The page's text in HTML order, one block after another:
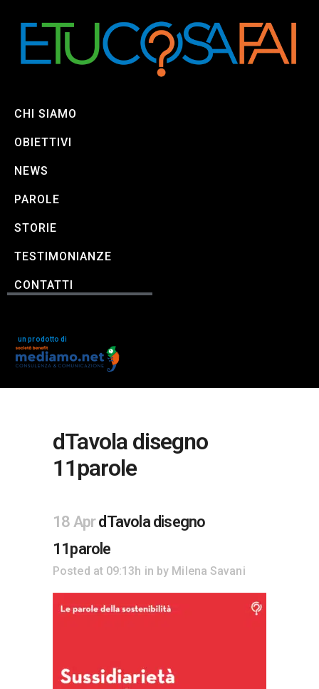
CHI SIAMO
OBIETTIVI
NEWS
PAROLE
STORIE
TESTIMONIANZE
CONTATTI
un prodotto di
dTavola disegno
11parole
18 AprdTavola disegno
11parole
Posted at 09:13h in by Milena Savani